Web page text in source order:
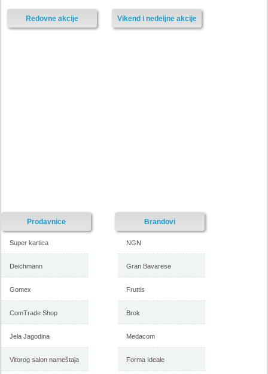
namestaja maj 2018
-istekla akcija-
Vikend i nedeljne akcije
Redovne akcije
Prodavnice
Super kartica
Deichmann
Gomex
ComTrade Shop
Jela Jagodina
Vitorog salon nameštaja
Brandovi
NGN
Gran Bavarese
Fruttis
Brok
Medacom
Forma Ideale